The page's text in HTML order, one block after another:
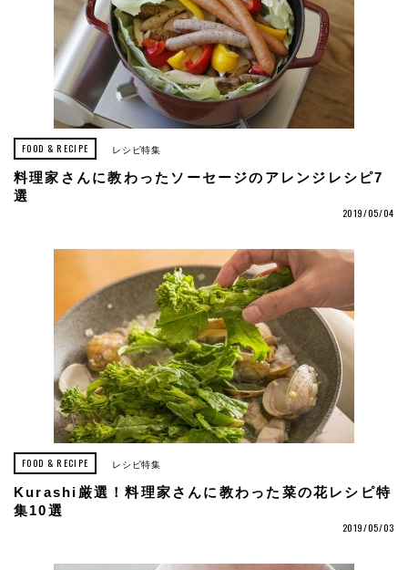
FOOD & RECIPE レシピ特集
料理家さんに教わったソーセージのアレンジレシピ7
選
2019/05/04
FOOD & RECIPE レシピ特集
Kurashi厳選！料理家さんに教わった菜の花レシピ特
集10選
2019/05/03